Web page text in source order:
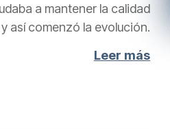
a mantener la calidad
así comenzó la evolución.
Leer más